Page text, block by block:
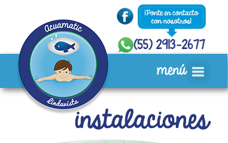
Quiénes Somos